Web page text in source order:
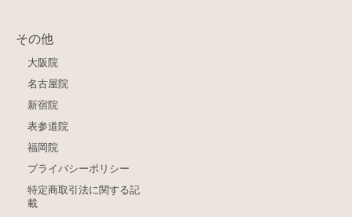
その他
大阪院
名古屋院
新宿院
表参道院
福岡院
プライバシーポリシー
特定商取引法に関する記
載